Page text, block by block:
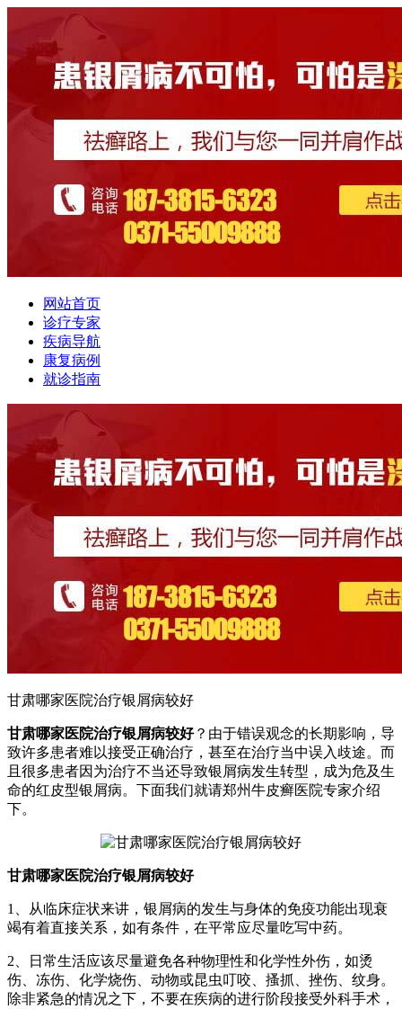
网站首页
诊疗专家
疾病导航
康复病例
就诊指南
甘肃哪家医院治疗银屑病较好
甘肃哪家医院治疗银屑病较好？由于错误观念的长期影响，导
致许多患者难以接受正确治疗，甚至在治疗当中误入歧途。而
且很多患者因为治疗不当还导致银屑病发生转型，成为危及生
命的红皮型银屑病。下面我们就请郑州牛皮癣医院专家介绍
下。
甘肃哪家医院治疗银屑病较好
1、从临床症状来讲，银屑病的发生与身体的免疫功能出现衰
竭有着直接关系，如有条件，在平常应尽量吃写中药。
2、日常生活应该尽量避免各种物理性和化学性外伤，如烫
伤、冻伤、化学烧伤、动物或昆虫叮咬、搔抓、挫伤、纹身。
除非紧急的情况之下，不要在疾病的进行阶段接受外科手术，